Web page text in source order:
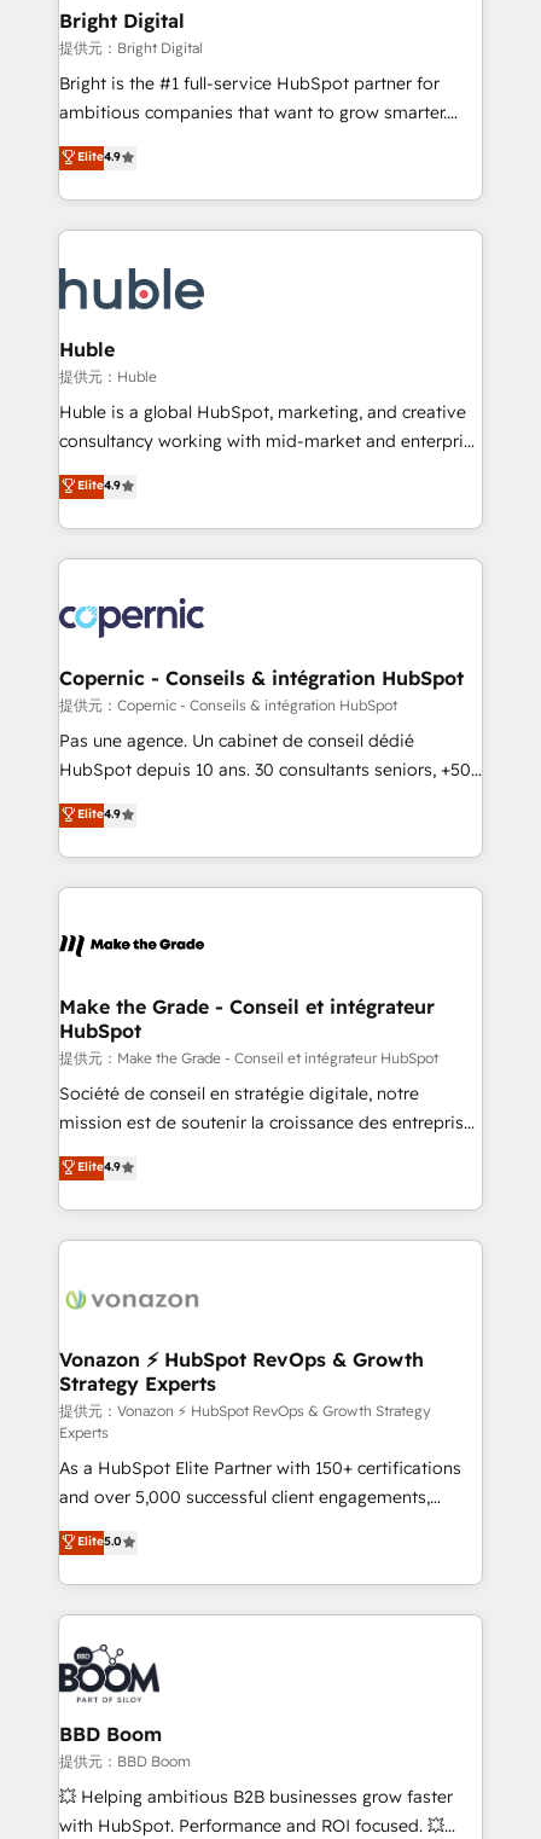
Partner 📆Founded in 1997
and chat agents, predictive automation, and smart
workflows • Salesforce + HubSpot integration •
Website design and CMS development • ERP
integration: SAP, NetSuite, Microsoft Dynamics, … •
platform • Client/member portals built on HubSpot •
CaterSuite for the catering industry • Custom and
WooCommerce, BuilderTrend, and more Experience
the difference — reach out to see how AI + HubSpot
Bright Digital
提供元：Bright Digital
Bright is the #1 full-service HubSpot partner for
ambitious companies that want to grow smarter.
From HubSpot onboarding, to training, from
developing a new website to lead generation and
digital marketing; we do it all (and with great
results)! In short, our services include: - HubSpot
HubSpot development: websites, custom modules,
integrations - Marketing & sales solutions: digital
marketing, advertising, campaigns, content and
design We connect people, data and technology to
improve customer experiences. With our bright
people, exciting ideas and can-do mentality, we
your challenge; our passionate and growth driven
team of 100+ experts is ready for you! Driving digital
Elite4.9
Huble
提供元：Huble
Huble is a global HubSpot, marketing, and creative
consultancy working with mid-market and enterprise
businesses. We go beyond implementation, shaping
the strategy, processes, and teams that turn
HubSpot into a genuine growth engine. Named
HubSpot's Global Partner of the Year in 2024,
worldwide, and with over 15 years in the ecosystem,
Huble has built a track record that speaks for itself.
One company, one operating model, delivering
across offices and consulting teams in the UK, USA,
Canada, Germany, France, Belgium, Singapore, and
South Africa. Certified compliant with ISO/IEC
international offices and 175+ employees.
Elite4.9
Copernic - Conseils & intégration HubSpot
提供元：Copernic - Conseils & intégration HubSpot
Pas une agence. Un cabinet de conseil dédié
HubSpot depuis 10 ans. 30 consultants seniors, +500
clients, un ROI mesurable. Notre mission : faire de
HubSpot un vrai levier de performance pour votre
organisation. Cela passe par la compréhension de
vos processus, la fiabilisation de vos données et
la plateforme. Nos domaines d'intervention : -
& reprise de données - Stratégie RevOps &
alignement Marketing / Sales - Data, reporting &
tableaux de bord - Onboarding, audit &
optimisation - Intégrations métiers (ERP, téléphonie,
e-commerce) - Formation & accompagnement au
et grandes entreprises en France et à l'international,
dans des secteurs variés : SaaS, immobilier,
Elite4.9
Make the Grade - Conseil et intégrateur
HubSpot
提供元：Make the Grade - Conseil et intégrateur HubSpot
Société de conseil en stratégie digitale, notre
mission est de soutenir la croissance des entreprises
B2B à travers l’acquisition de nouveaux clients,
l'intégration CRM et le développement des revenus
auprès de vos comptes existants. En France et à
l'international, nous travaillons avec des ETI
delà d’une simple transformation digitale et des
➤ L’intégration de CRM et de méthodologie RevOps
pour aligner les équipes marketing, commerciales et
support client (data migration, synchronisation API,
audit et maintenance) ➤ La création de sites internet
de conversion qui transforment les visiteurs en
opportunités d'affaires ➤ La mise en place de
stratégies d'acquisition marketing (SEO, SEA,
inbound, automatisation marketing, ABM, IA,
emailing) Informations clés : - 10 ans d'expérience -
100+ intégrations CRM HubSpot réussies - 40
experts conseil - 150 certifications HubSpot
cumulées
Elite4.9
Vonazon ⚡ HubSpot RevOps & Growth
Strategy Experts
提供元：Vonazon ⚡ HubSpot RevOps & Growth Strategy
Experts
As a HubSpot Elite Partner with 150+ certifications
and over 5,000 successful client engagements,
Vonazon turns marketing complexity into
measurable, scalable growth. From onboarding to
enterprise-grade campaigns, our in-house team
builds scalable strategies that drive long-term
revenue. ⚙️ HubSpot Integration & Optimization •
Seamless CRM, CMS, and automation setup •
Complex platform migrations and data cleanups •
Custom APIs and third-party integrations 📈 End-to-
End Revenue Acceleration • Lifecycle marketing and
pipeline growth programs • Sales enablement tools
and CRM optimization • Retention strategies with
Elite5.0
BBD Boom
提供元：BBD Boom
💥 Helping ambitious B2B businesses grow faster
with HubSpot. Performance and ROI focused. 💥